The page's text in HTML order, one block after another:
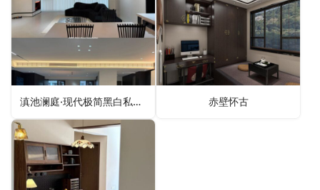
滇池澜庭·现代极简黑白私宅项目落地分享 赤壁怀古